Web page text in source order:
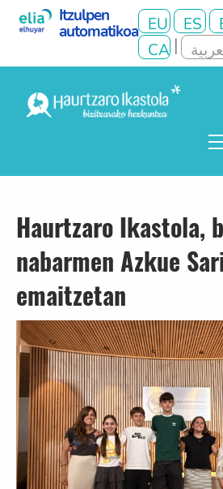
Haurtzaro Ikastola,
nabarmen Azkue
emaitzetan